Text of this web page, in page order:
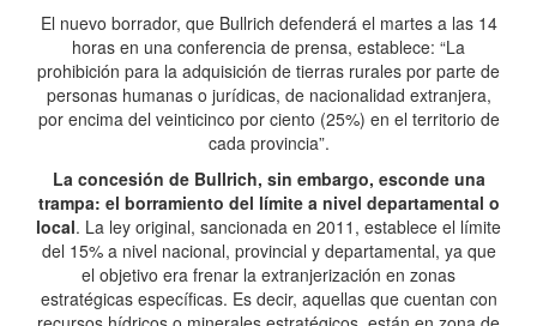
El nuevo borrador, que Bullrich defenderá el martes a las 14
horas en una conferencia de prensa, establece: “La
prohibición para la adquisición de tierras rurales por parte de
personas humanas o jurídicas, de nacionalidad extranjera,
por encima del veinticinco por ciento (25%) en el territorio de
cada provincia”.
La concesión de Bullrich, sin embargo, esconde una
trampa: el borramiento del límite a nivel departamental o
local. La ley original, sancionada en 2011, establece el límite
del 15% a nivel nacional, provincial y departamental, ya que
el objetivo era frenar la extranjerización en zonas
estratégicas específicas. Es decir, aquellas que cuentan con